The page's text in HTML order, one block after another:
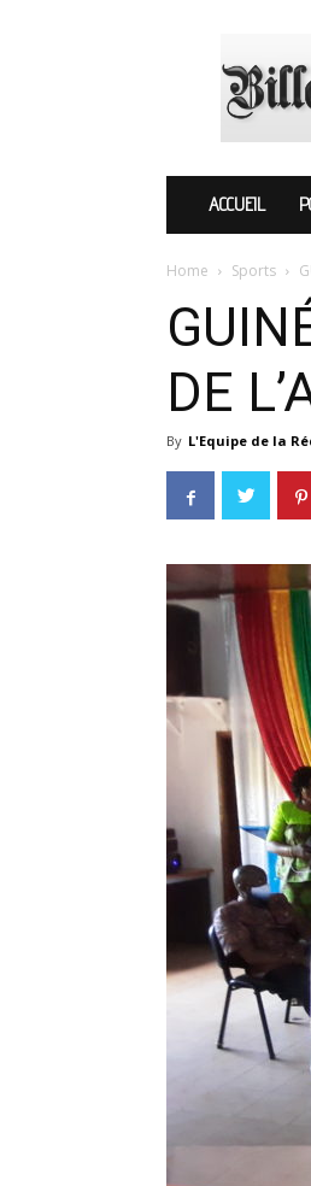
ACCUEIL
Home Sports
DE
By L'Equipe de la